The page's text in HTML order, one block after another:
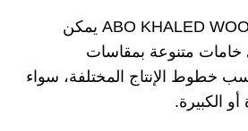
ABO KHALED WOOD SHOP يمكن
خامات متنوعة بمقاسات
خطوط الإنتاج المختلفة، سواء
الكبيرة.